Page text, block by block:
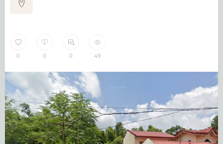
0 0 0 49